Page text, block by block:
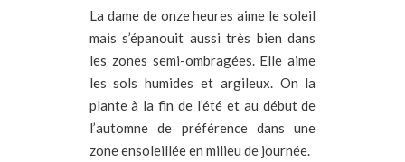
La dame de onze heures aime le soleil
mais s’épanouit aussi très bien dans
les zones semi-ombragées. Elle aime
les sols humides et argileux. On la
plante à la fin de l’été et au début de
l’automne de préférence dans une
zone ensoleillée en milieu de journée.